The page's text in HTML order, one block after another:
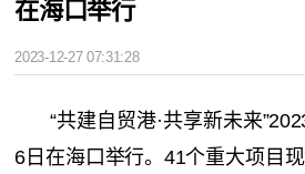
在海口举行
2023-12-27 07:31:28
“共建自贸港·共享新未来
6日在海口举行。41个重大项目